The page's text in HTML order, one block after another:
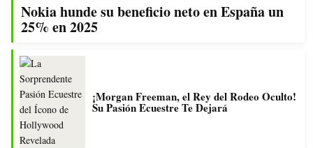
Nokia hunde su beneficio neto en España un
25% en 2025
¡Morgan Freeman, el Rey del Rodeo Oculto!
Su Pasión Ecuestre Te Dejará